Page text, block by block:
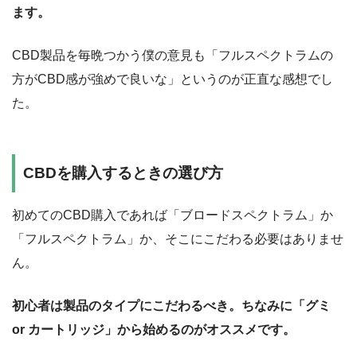
ます。
CBD製品を毎晩つかう僕の意見も「フルスペクトラムの
方がCBD感が強めで良いな」というのが正直な感想でし
た。
CBDを購入するときの選び方
初めてのCBD購入であれば「ブロードスペクトラム」か
「フルスペクトラム」か、そこにこだわる必要はありませ
ん。
初心者は製品のタイプにこだわるべき。ちなみに「グミ
or カートリッジ」から始めるのがオススメです。